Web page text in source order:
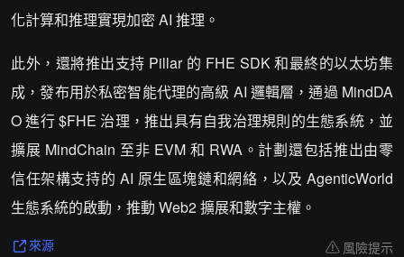
化計算和推理實現加密 AI 推理。
此外，還將推出支持 Pillar 的 FHE SDK 和最終的以太坊集
成，發布用於私密智能代理的高級 AI 邏輯層，通過 MindDA
O 進行 $FHE 治理，推出具有自我治理規則的生態系統，並
擴展 MindChain 至非 EVM 和 RWA。計劃還包括推出由零
信任架構支持的 AI 原生區塊鏈和網絡，以及 AgenticWorld
生態系統的啟動，推動 Web2 擴展和數字主權。
來源 風險提示